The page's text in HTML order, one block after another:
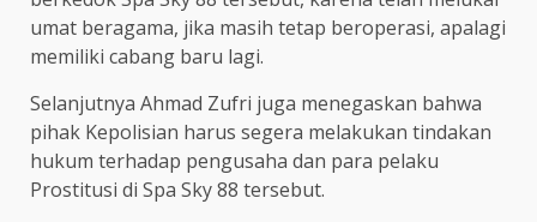
umat beragama, jika masih tetap beroperasi, apalagi
memiliki cabang baru lagi.
Selanjutnya Ahmad Zufri juga menegaskan bahwa
pihak Kepolisian harus segera melakukan tindakan
hukum terhadap pengusaha dan para pelaku
Prostitusi di Spa Sky 88 tersebut.